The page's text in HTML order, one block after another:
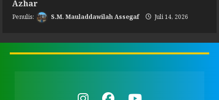
Azhar
S.M. Mauladdawilah Assegaf Juli 14, 2026